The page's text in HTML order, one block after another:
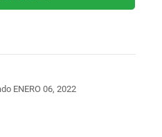
ENERO 06, 2022